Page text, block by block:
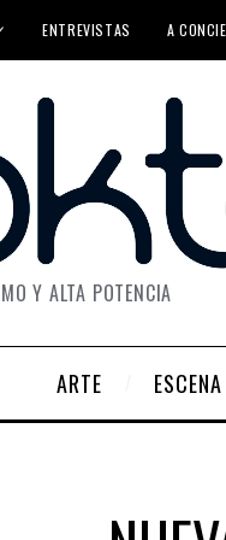
ENTREVISTAS A
Y ALTA POTENCIA
ARTE ESCENA